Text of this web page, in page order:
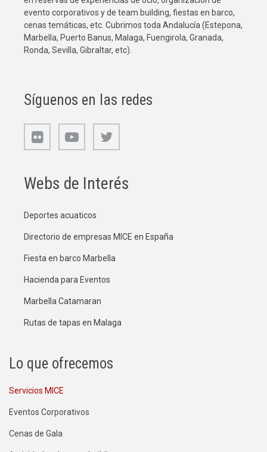
evento corporativos y de team building, fiestas en barco,
cenas temáticas, etc. Cubrimos toda Andalucía (Estepona,
Marbella, Puerto Banus, Malaga, Fuengirola, Granada,
Ronda, Sevilla, Gibraltar, etc).
Síguenos en las redes
Webs de Interés
Deportes acuaticos
Directorio de empresas MICE en España
Fiesta en barco Marbella
Hacienda para Eventos
Marbella Catamaran
Rutas de tapas en Malaga
Lo que ofrecemos
Servicios MICE
Eventos Corporativos
Cenas de Gala